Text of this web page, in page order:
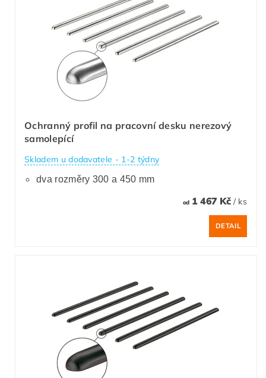
Ochranný profil na pracovní desku nerezový
samolepící
Skladem u dodavatele - 1-2 týdny
dva rozměry 300 a 450 mm
od1 467 Kč / ks
DETAIL